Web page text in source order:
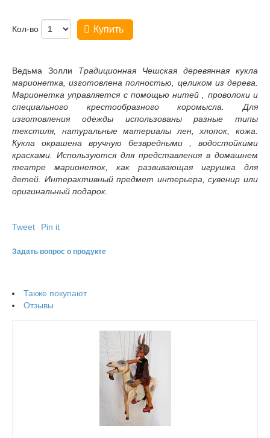
Кол-во Купить
Ведьма Золли Традиционная Чешская деревянная кукла
марионетка, изготовлена полностью, целиком из дерева.
Марионетка управляется с помощью нитей , проволоки и
специального крестообразного коромысла. Для
изготовления одежды использованы разные типы
текстиля, натуральные материалы лен, хлопок, кожа.
Кукла окрашена вручную безвредными , водостойкими
красками. Используются для представления в домашнем
театре марионеток, как развивающая игрушка для
детей. Интерактивный предмет интерьера, сувенир или
оригинальный подарок.
Tweet Pin it
Задать вопрос о продукте
Также покупают
Отзывы